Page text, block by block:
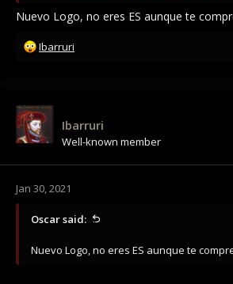
Nuevo Logo, no eres ES aunque te
R
t
i
o
n
Ibarruri
Ibarruri
Well-known member
Jan 30, 2021
Oscar said:
Nuevo Logo, no eres ES aunque te